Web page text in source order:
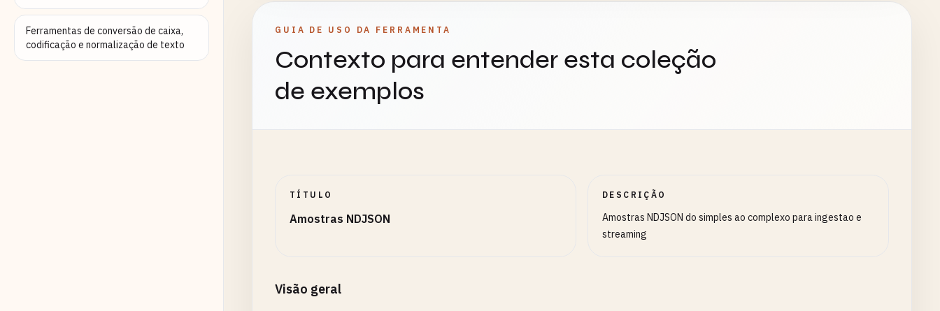
Ferramentas de conversão de caixa,
codificação e normalização de texto
GUIA DE USO DA FERRAMENTA
Contexto para entender esta coleção
de exemplos
TÍTULO
Amostras NDJSON
DESCRIÇÃO
Amostras NDJSON do simples ao complexo para ingestao e
streaming
Visão geral